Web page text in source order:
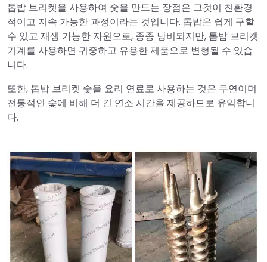
톱밥 브리켓을 사용하여 숯을 만드는 장점은 그것이 친환경
적이고 지속 가능한 과정이라는 것입니다. 톱밥은 쉽게 구할
수 있고 재생 가능한 자원으로, 종종 낭비되지만, 톱밥 브리켓
기계를 사용하면 귀중하고 유용한 제품으로 변형될 수 있습
니다.
또한, 톱밥 브리켓 숯을 요리 연료로 사용하는 것은 무연이며
전통적인 숯에 비해 더 긴 연소 시간을 제공하므로 유익합니
다.